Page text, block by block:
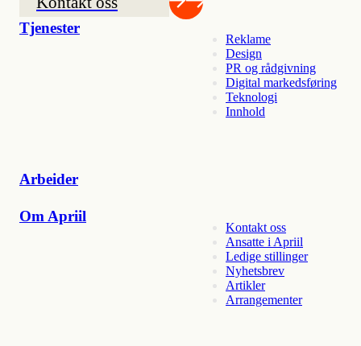
Tjenester
Reklame
Design
PR og rådgivning
Digital markedsføring
Teknologi
Innhold
Arbeider
Om Apriil
Kontakt oss
Ansatte i Apriil
Ledige stillinger
Nyhetsbrev
Artikler
Arrangementer